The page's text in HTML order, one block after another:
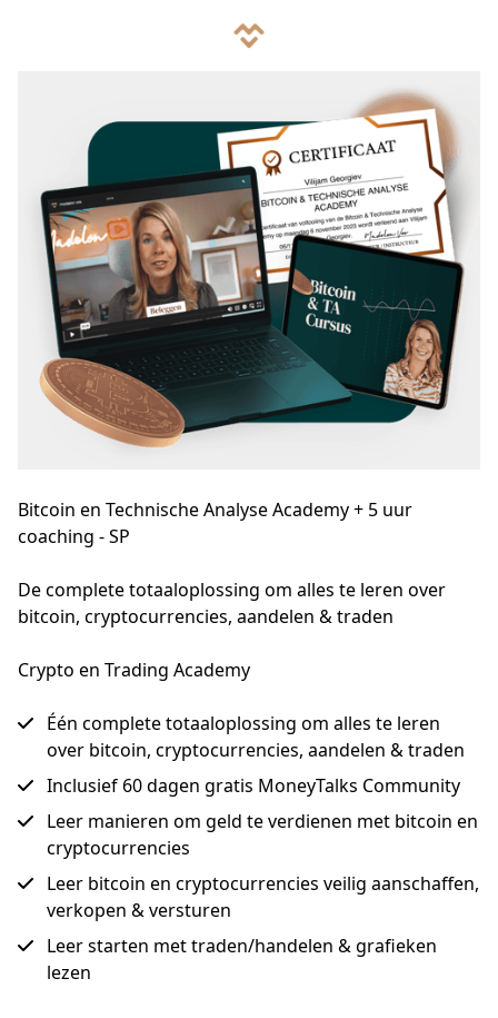
Bitcoin en Technische Analyse Academy + 5 uur
coaching - SP
De complete totaaloplossing om alles te leren over
bitcoin, cryptocurrencies, aandelen & traden
Crypto en Trading Academy
Één complete totaaloplossing om alles te leren
over bitcoin, cryptocurrencies, aandelen & traden
Inclusief 60 dagen gratis MoneyTalks Community
Leer manieren om geld te verdienen met bitcoin en
cryptocurrencies
Leer bitcoin en cryptocurrencies veilig aanschaffen,
verkopen & versturen
Leer starten met traden/handelen & grafieken
lezen